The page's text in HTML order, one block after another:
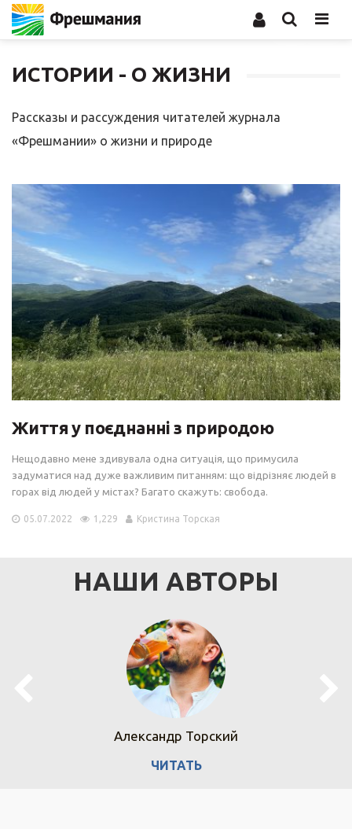
ИСТОРИИ - О ЖИЗНИ
Рассказы и рассуждения читателей журнала
«Фрешмании» о жизни и природе
Життя у поєднанні з природою
Нещодавно мене здивувала одна ситуація, що примусила
задуматися над дуже важливим питанням: що відрізняє людей в
горах від людей у містах? Багато скажуть: свобода.
05.07.2022 1,229 Кристина Торская
НАШИ АВТОРЫ
Александр Торский
ЧИТАТЬ